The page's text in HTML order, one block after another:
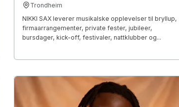
Trondheim
NIKKI SAX leverer musikalske opplevelser til bryllup,
firmaarrangementer, private fester, jubileer,
bursdager, kick-off, festivaler, nattklubber og...